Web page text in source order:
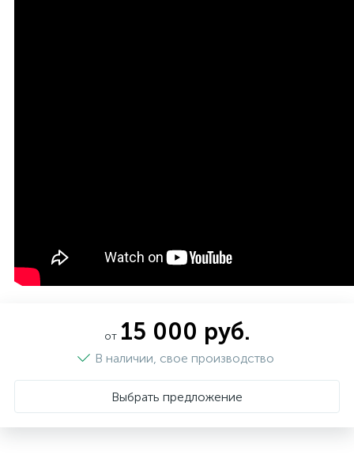
от 15 000 руб.
В наличии, свое производство
Выбрать предложение